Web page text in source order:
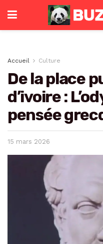
Accueil Culture
De la place
d’ivoire :
pensée
15 mars 2026